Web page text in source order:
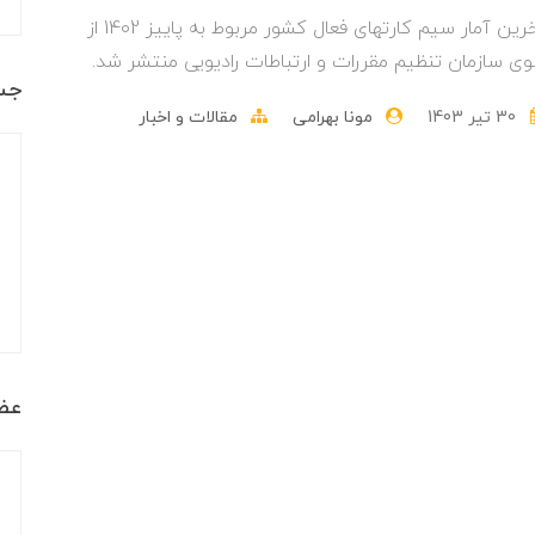
آخرین آمار سیم کارتهای فعال کشور مربوط به پاییز 1402 از
سازمان تنظیم مقررات و ارتباطات رادیویی منتشر شد.
مونا بهرامی مقالات و اخبار